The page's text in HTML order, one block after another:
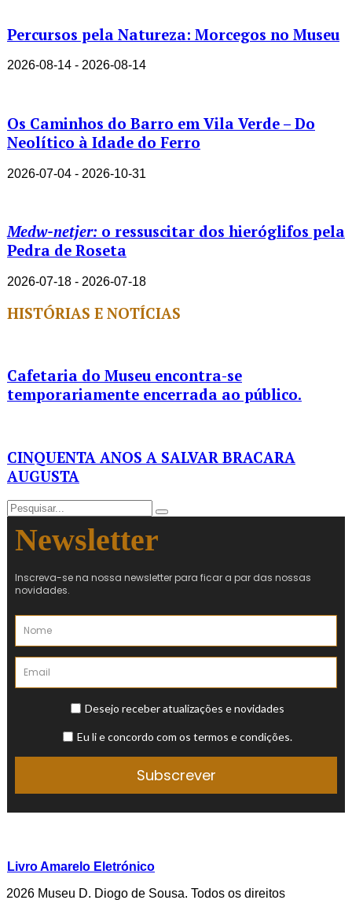
Percursos pela Natureza: Morcegos no Museu
2026-08-14 - 2026-08-14
Os Caminhos do Barro em Vila Verde – Do
Neolítico à Idade do Ferro
2026-07-04 - 2026-10-31
Medw-netjer: o ressuscitar dos hieróglifos pela
Pedra de Roseta
2026-07-18 - 2026-07-18
HISTÓRIAS E NOTÍCIAS
Cafetaria do Museu encontra-se
temporariamente encerrada ao público.
CINQUENTA ANOS A SALVAR BRACARA
AUGUSTA
Livro Amarelo Eletrónico
2026 Museu D. Diogo de Sousa. Todos os direitos